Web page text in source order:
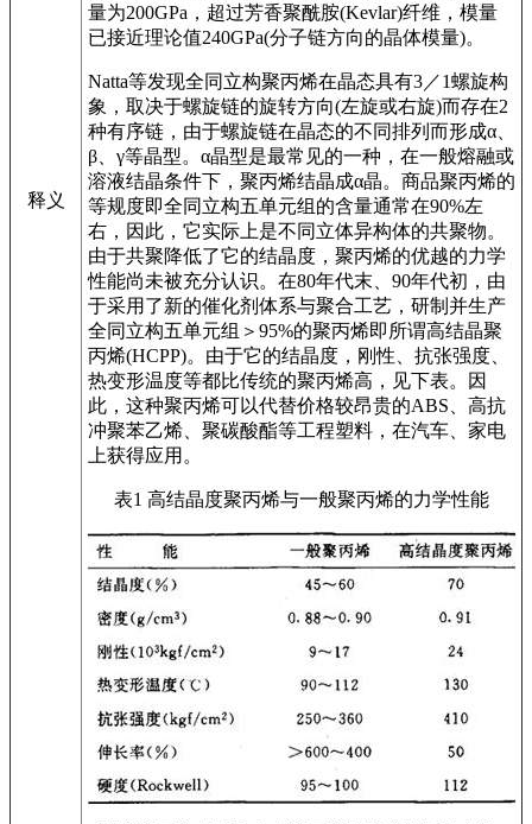
释义
量为200GPa，超过芳香聚酰胺(Kevlar)纤维，模量
已接近理论值240GPa(分子链方向的晶体模量)。
Natta等发现全同立构聚丙烯在晶态具有3／1螺旋构
象，取决于螺旋链的旋转方向(左旋或右旋)而存在2
种有序链，由于螺旋链在晶态的不同排列而形成α、
β、γ等晶型。α晶型是最常见的一种，在一般熔融或
溶液结晶条件下，聚丙烯结晶成α晶。商品聚丙烯的
等规度即全同立构五单元组的含量通常在90%左
右，因此，它实际上是不同立体异构体的共聚物。
由于共聚降低了它的结晶度，聚丙烯的优越的力学
性能尚未被充分认识。在80年代末、90年代初，由
于采用了新的催化剂体系与聚合工艺，研制并生产
全同立构五单元组＞95%的聚丙烯即所谓高结晶聚
丙烯(HCPP)。由于它的结晶度，刚性、抗张强度、
热变形温度等都比传统的聚丙烯高，见下表。因
此，这种聚丙烯可以代替价格较昂贵的ABS、高抗
冲聚苯乙烯、聚碳酸酯等工程塑料，在汽车、家电
上获得应用。
表1 高结晶度聚丙烯与一般聚丙烯的力学性能